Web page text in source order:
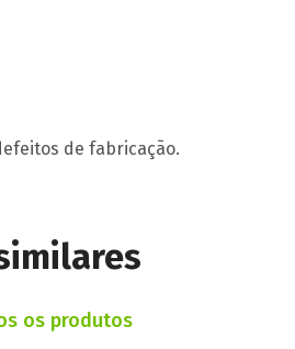
de fabricação.
os produtos